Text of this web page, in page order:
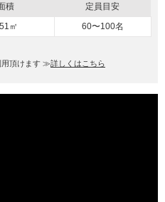
積
定員目安
㎡ 60〜100名
用頂けます ≫詳しくはこちら